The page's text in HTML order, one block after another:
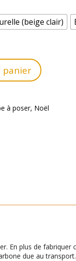
(beige clair)
panier
à poser, Noël
En plus de
due au transport.